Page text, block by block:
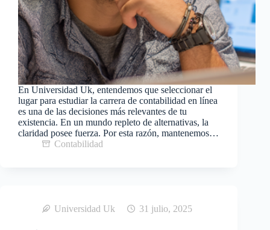
En Universidad Uk, entendemos que seleccionar el
lugar para estudiar la carrera de contabilidad en línea
es una de las decisiones más relevantes de tu
existencia. En un mundo repleto de alternativas, la
claridad posee fuerza. Por esta razón, mantenemos…
Contabilidad
Universidad Uk 31 julio, 2025